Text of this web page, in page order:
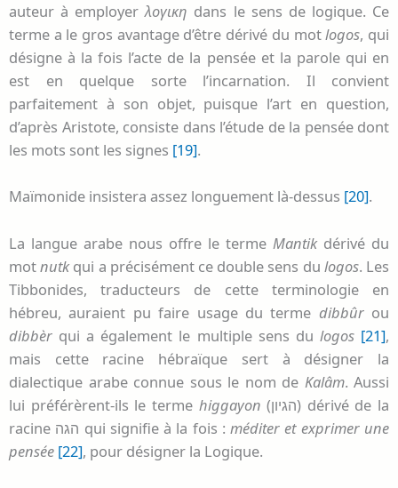
auteur à employerλογικη dans le sens de logique. Ce
terme a le gros avantage d’être dérivé du motlogos, qui
désigne à la fois l’acte de la pensée et la parole qui en
est en quelque sorte l’incarnation. Il convient
parfaitement à son objet, puisque l’art en question,
d’après Aristote, consiste dans l’étude de la pensée dont
les mots sont les signes [19].
Maïmonide insistera assez longuement là-dessus [20].
La langue arabe nous offre le terme Mantikdérivé du
motnutkqui a précisément ce double sens du logos. Les
Tibbonides, traducteurs de cette terminologie en
hébreu, auraient pu faire usage du terme dibbûrou
dibbèr qui a également le multiple sens du logos [21],
mais cette racine hébraïque sert à désigner la
dialectique arabe connue sous le nom de Kalâm. Aussi
lui préférèrent-ils le terme higgayon (הגיון) dérivé de la
racine הגה qui signifie à la fois :méditer et exprimer une
pensée [22], pour désigner la Logique.